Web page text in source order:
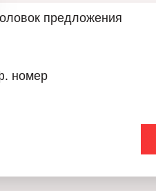
находится рядом с
городского
Юридическим
юридические и
предложения
номер